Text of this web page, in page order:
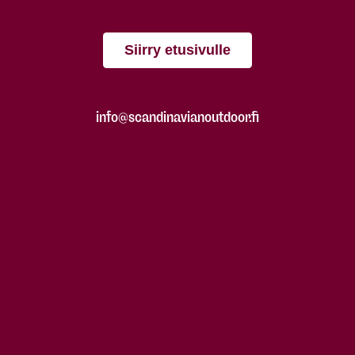
Siirry etusivulle
info@scandinavianoutdoor.fi